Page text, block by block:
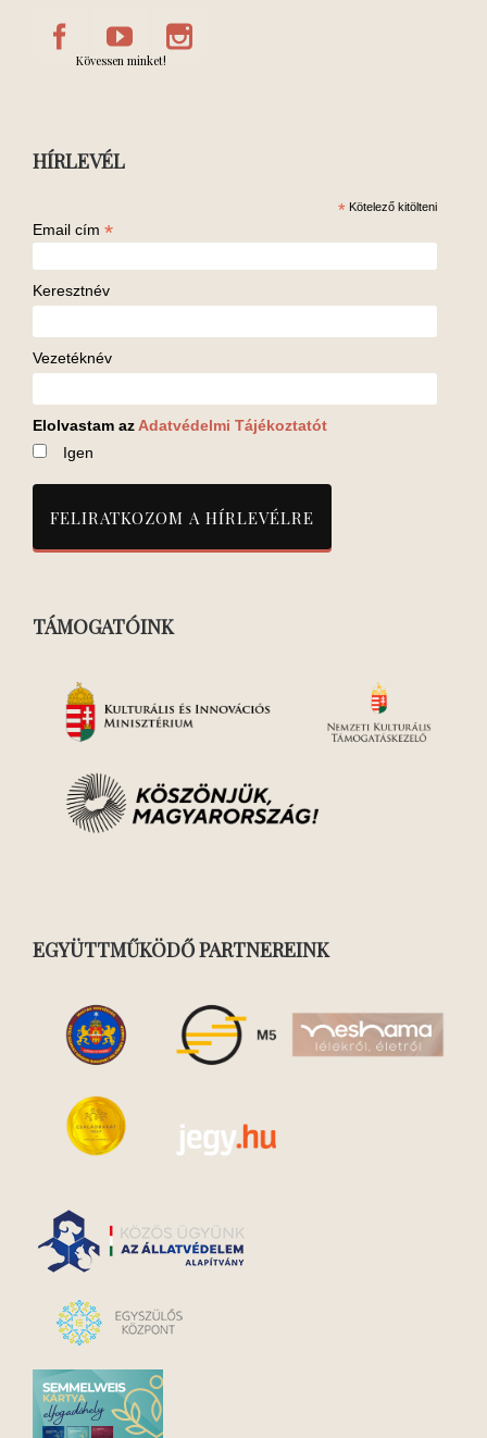
Kövessen minket!
HÍRLEVÉL
* Kötelező kitölteni
Email cím *
Keresztnév
Vezetéknév
Elolvastam az Adatvédelmi Tájékoztatót
Igen
TÁMOGATÓINK
EGYÜTTMŰKÖDŐ PARTNEREINK